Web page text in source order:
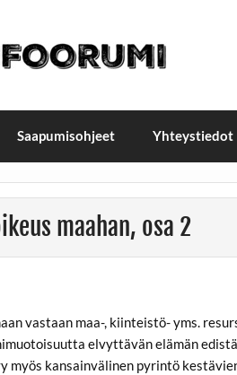
/ Suomen
Helsingissä 26.–27.9.2026
Saapumisohjeet Yhteystiedot
maahan, osa 2
vastaan maa-, kiinteistö- yms.
elvyttävän elämän
kansainvälinen pyrintö